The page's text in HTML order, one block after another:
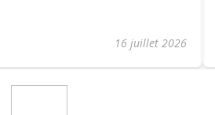
16 juillet 2026